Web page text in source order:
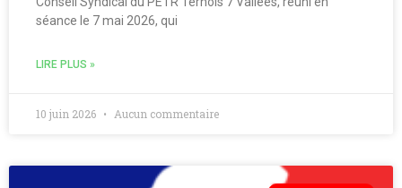
séance le 7 mai 2026, qui
LIRE PLUS »
10 juin 2026 Aucun commentaire